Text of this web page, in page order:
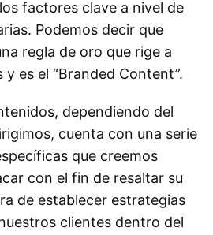
factores clave a nivel de
Podemos decir que
regla de oro que rige a
es el “Branded Content”.
dependiendo del
cuenta con una serie
que creemos
con el fin de resaltar su
de establecer estrategias
clientes dentro del